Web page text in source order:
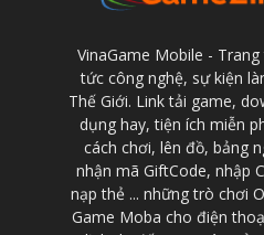
VinaGame Mobile -
tức công nghệ, sự kiện
Thế Giới. Link tải game,
dụng hay, tiện ích miễn
cách chơi, lên đồ, bảng
nhận mã GiftCode, nhập
nạp thẻ ... những trò chơi
Game Moba cho điện